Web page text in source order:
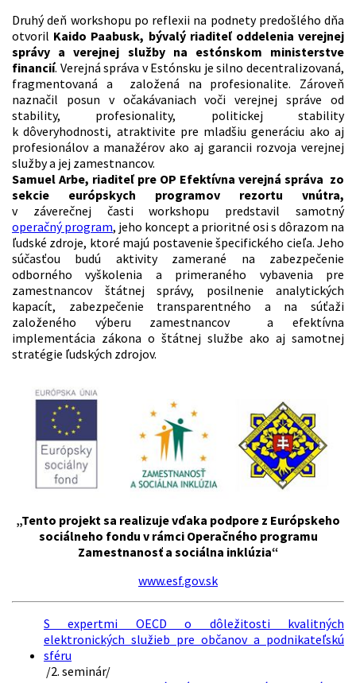
Druhý deň workshopu po reflexii na podnety predošlého dňa
otvoril Kaido Paabusk, bývalý riaditeľ oddelenia verejnej
správy a verejnej služby na estónskom ministerstve
financií. Verejná správa v Estónsku je silno decentralizovaná,
fragmentovaná a založená na profesionalite. Zároveň
naznačil posun v očakávaniach voči verejnej správe od
stability, profesionality, politickej stability
k dôveryhodnosti, atraktivite pre mladšiu generáciu ako aj
profesionálov a manažérov ako aj garancii rozvoja verejnej
služby a jej zamestnancov.
Samuel Arbe, riaditeľ pre OP Efektívna verejná správa zo
sekcie európskych programov rezortu vnútra,
v záverečnej časti workshopu predstavil samotný
operačný program, jeho koncept a prioritné osi s dôrazom na
ľudské zdroje, ktoré majú postavenie špecifického cieľa. Jeho
súčasťou budú aktivity zamerané na zabezpečenie
odborného vyškolenia a primeraného vybavenia pre
zamestnancov štátnej správy, posilnenie analytických
kapacít, zabezpečenie transparentného a na súťaži
založeného výberu zamestnancov a efektívna
implementácia zákona o štátnej službe ako aj samotnej
stratégie ľudských zdrojov.
„Tento projekt sa realizuje vďaka podpore z Európskeho
sociálneho fondu v rámci Operačného programu
Zamestnanosť a sociálna inklúzia“
www.esf.gov.sk
S expertmi OECD o dôležitosti kvalitných
elektronických služieb pre občanov a podnikateľskú
sféru
/2. seminár/